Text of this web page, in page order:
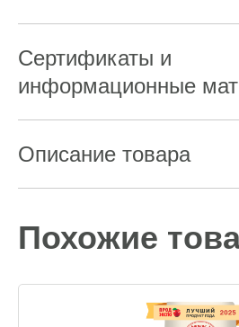
Сертификаты и
информационные
Описание товара
Похожие